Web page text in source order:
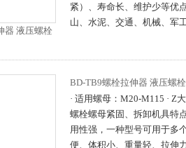
紧）、寿命长、维护少等优
山、水泥、交通、机械、军
BD-TB9螺栓拉伸器 液压螺
· 适用螺母：M20-M115 · Z
螺栓螺母紧固、拆卸机具特
用性强，一种型号可用于多
便、体积小、重量轻、拉伸